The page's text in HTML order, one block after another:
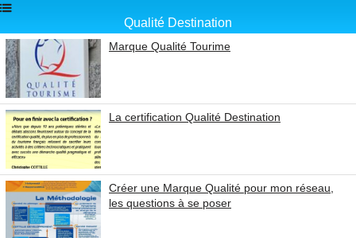
Qualité Destination
Marque Qualité Tourime
La certification Qualité Destination
Créer une Marque Qualité pour mon réseau,
les questions à se poser